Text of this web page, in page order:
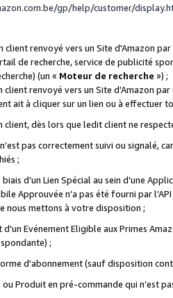
gp/help/customer/
renvoyé vers un Site d'Amazon
de recherche, service de publicité
(un « Moteur de recherche ») ;
renvoyé vers un Site d'Amazon
ait à cliquer sur un lien ou à
dès lors que ledit client ne
pas correctement suivi ou signalé,
;
d’un Lien Spécial au sein d’une
Approuvée n’a pas été fourni par
nous mettons à votre disposition ;
Evénement Eligible aux Primes
;
d'abonnement (sauf disposition
Produit en pré-commande qui n’est